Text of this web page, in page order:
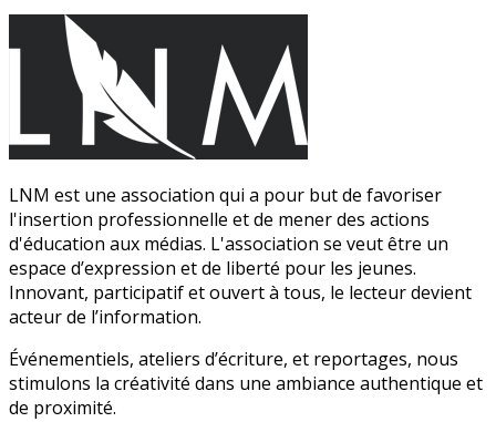
LNM est une association qui a pour but de favoriser
l'insertion professionnelle et de mener des actions
d'éducation aux médias. L'association se veut être un
espace d’expression et de liberté pour les jeunes.
Innovant, participatif et ouvert à tous, le lecteur devient
acteur de l’information.
Événementiels, ateliers d’écriture, et reportages, nous
stimulons la créativité dans une ambiance authentique et
de proximité.